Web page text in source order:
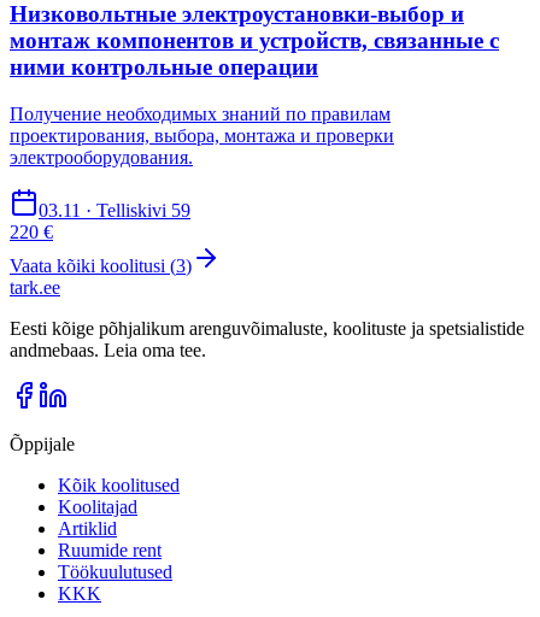
Низковольтные электроустановки-выбор и
монтаж компонентов и устройств, связанные с
ними контрольные операции
Получение необходимых знаний по правилам
проектирования, выбора, монтажа и проверки
электрооборудования.
03.11 · Telliskivi 59
220 €
Vaata kõiki koolitusi (3)
tark.ee
Eesti kõige põhjalikum arenguvõimaluste, koolituste ja spetsialistide
andmebaas. Leia oma tee.
Õppijale
Kõik koolitused
Koolitajad
Artiklid
Ruumide rent
Töökuulutused
KKK